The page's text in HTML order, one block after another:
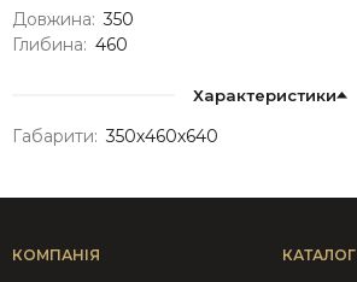
Довжина: 350
Глибина: 460
Характеристики
Габарити: 350х460х640
КОМПАНІЯ КАТАЛОГ